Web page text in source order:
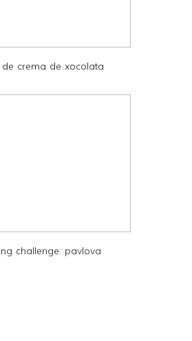
de crema de xocolata
challenge: pavlova